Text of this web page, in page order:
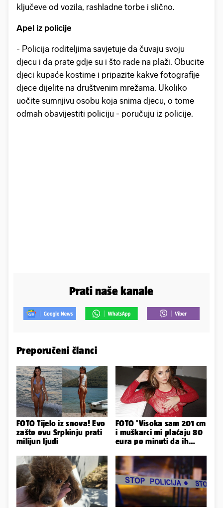
ključeve od vozila, rashladne torbe i slično.
Apel iz policije
- Policija roditeljima savjetuje da čuvaju svoju
djecu i da prate gdje su i što rade na plaži. Obucite
djeci kupaće kostime i pripazite kakve fotografije
djece dijelite na društvenim mrežama. Ukoliko
uočite sumnjivu osobu koja snima djecu, o tome
odmah obavijestiti policiju - poručuju iz policije.
Prati naše kanale
Preporučeni članci
FOTO Tijelo iz snova! Evo
zašto ovu Srpkinju prati
milijun ljudi
FOTO 'Visoka sam 201 cm
i muškarci mi plaćaju 80
eura po minuti da ih